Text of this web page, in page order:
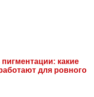
какие
для ровного